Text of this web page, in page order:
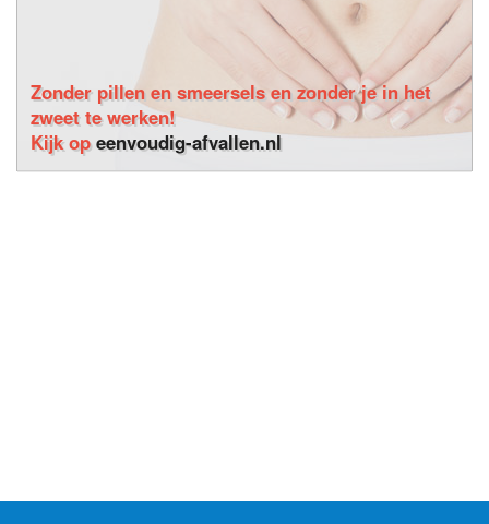
Zonder pillen en smeersels en zonder je in het
zweet te werken!
Kijk opeenvoudig-afvallen.nl